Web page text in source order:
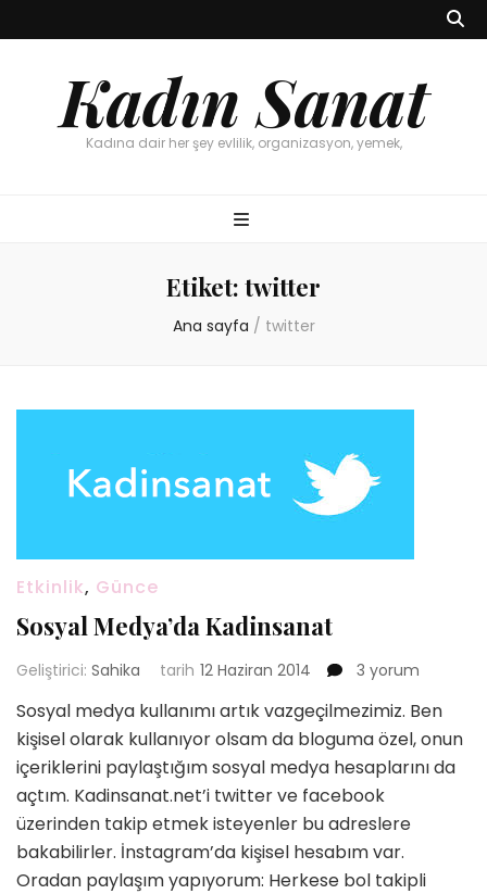
Kadın Sanat
Kadına dair her şey evlilik, organizasyon, yemek,
Etiket: twitter
Ana sayfa / twitter
Etkinlik, Günce
Sosyal Medya’da Kadinsanat
Geliştirici: Sahika tarih 12 Haziran 2014
Sosyal
Kadinsanat
için
3 yorum
Sosyal medya kullanımı artık vazgeçilmezimiz. Ben
kişisel olarak kullanıyor olsam da bloguma özel, onun
içeriklerini paylaştığım sosyal medya hesaplarını da
açtım. Kadinsanat.net’i twitter ve facebook
üzerinden takip etmek isteyenler bu adreslere
bakabilirler. İnstagram’da kişisel hesabım var.
Oradan paylaşım yapıyorum: Herkese bol takipli